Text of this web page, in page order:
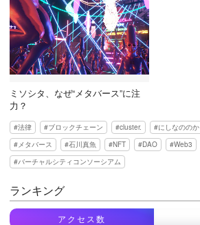
ミソシタ、なぜ“メタバース”に注
力？
法律 ブロックチェーン cluster. にしなののか
メタバース
石川真魚 NFT DAO
Web3
バーチャルシティコンソーシアム
ランキング
アクセス数